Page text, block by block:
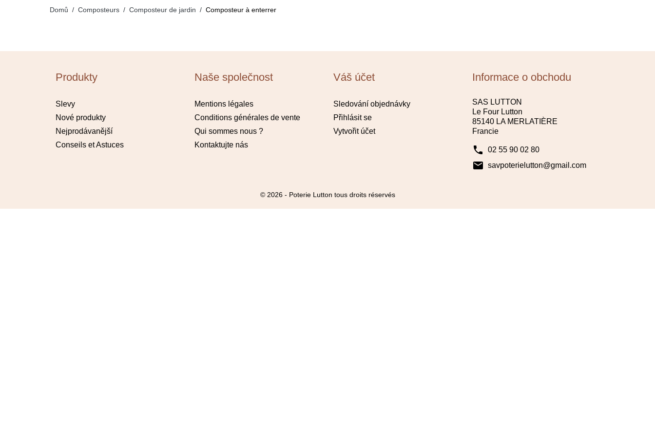
Domů Composteurs Composteur de jardin Composteur à enterrer
Produkty
Slevy
Nové produkty
Nejprodávanější
Conseils et Astuces
Naše společnost
Mentions légales
Conditions générales de vente
Qui sommes nous ?
Kontaktujte nás
Váš účet
Sledování objednávky
Přihlásit se
Vytvořit účet
Informace o obchodu
SAS LUTTON
Le Four Lutton
85140 LA MERLATIÈRE
Francie
phone 02 55 90 02 80
mail savpoterielutton@gmail.com
© 2026 - Poterie Lutton tous droits réservés